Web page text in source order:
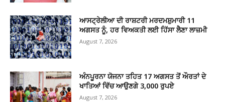
ਆਸਟ੍ਰੇਲੀਆ ਦੀ ਰਾਸ਼ਟਰੀ ਮਰਦਮਸ਼ੁਮਾਰੀ 11
ਅਗਸਤ ਨੂੰ, ਹਰ ਵਿਅਕਤੀ ਲਈ ਹਿੱਸਾ ਲੈਣਾ ਲਾਜ਼ਮੀ
August 7, 2026
ਅੰਨਪੂਰਨਾ ਯੋਜਨਾ ਤਹਿਤ 17 ਅਗਸਤ ਤੋਂ ਔਰਤਾਂ ਦੇ
ਖਾਤਿਆਂ ਵਿੱਚ ਆਉਣਗੇ 3,000 ਰੁਪਏ
August 7, 2026